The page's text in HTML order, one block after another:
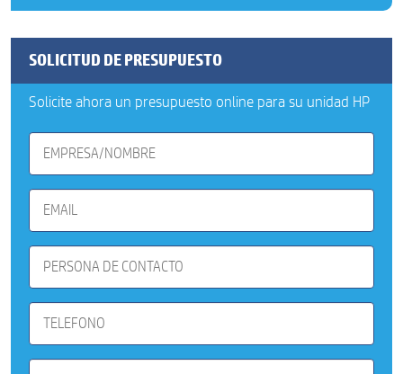
SOLICITUD DE PRESUPUESTO
Solicite ahora un presupuesto online para su unidad HP